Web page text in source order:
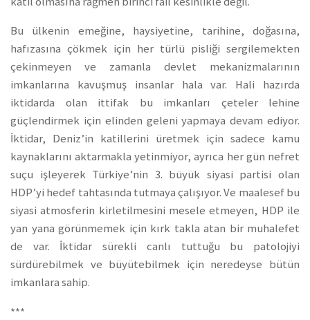
Bu ülkenin emeğine, haysiyetine, tarihine, doğasına,
hafızasına çökmek için her türlü pisliği sergilemekten
çekinmeyen ve zamanla devlet mekanizmalarının
imkanlarına kavuşmuş insanlar hala var. Hali hazırda
iktidarda olan ittifak bu imkanları çeteler lehine
güçlendirmek için elinden geleni yapmaya devam ediyor.
İktidar, Deniz’in katillerini üretmek için sadece kamu
kaynaklarını aktarmakla yetinmiyor, ayrıca her gün nefret
suçu işleyerek Türkiye’nin 3. büyük siyasi partisi olan
HDP’yi hedef tahtasında tutmaya çalışıyor. Ve maalesef bu
siyasi atmosferin kirletilmesini mesele etmeyen, HDP ile
yan yana görünmemek için kırk takla atan bir muhalefet
de var. İktidar sürekli canlı tuttuğu bu patolojiyi
sürdürebilmek ve büyütebilmek için neredeyse bütün
imkanlara sahip.
***